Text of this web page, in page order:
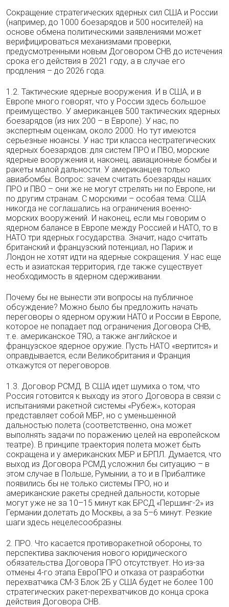
Сокращение стратегических ядерных сил США и России
(например, до 1000 боезарядов и 500 носителей) на
основе обмена политическими заявлениями может
верифицироваться механизмами проверки,
предусмотренными новым Договором СНВ до истечения
срока его действия в 2021 году, а в случае его
продления – до 2026 года.
1.2. Тактические ядерные вооружения. И в США, и в
Европе много говорят, что у России здесь большое
преимущество. У американцев 500 тактических ядерных
боезарядов (из них 200 – в Европе). У нас, по
экспертным оценкам, около 2000. Но тут имеются
серьезные нюансы. У нас три класса нестратегических
ядерных боезарядов: для систем ПРО и ПВО, морские
ядерные вооружения и, наконец, авиационные бомбы и
ракеты малой дальности. У американцев только
авиабомбы. Вопрос: зачем считать боезаряды наших
ПРО и ПВО – они же не могут стрелять ни по Европе, ни
по другим странам. С морскими – особая тема: США
никогда не соглашались на ограничения военно-
морских вооружений. И наконец, если мы говорим о
ядерном балансе в Европе между Россией и НАТО, то в
НАТО три ядерных государства. Значит, надо считать
британский и французский потенциал, но Париж и
Лондон не хотят идти на ядерные сокращения. У нас еще
есть и азиатская территория, где также существует
необходимость в ядерном сдерживании.
Почему бы не вынести эти вопросы на публичное
обсуждение? Можно было бы предложить начать
переговоры о ядерном оружии НАТО и России в Европе,
которое не попадает под ограничения Договора СНВ,
т.е. американское ТЯО, а также английское и
французское ядерное оружие. Пусть НАТО «вертится» и
оправдывается, если Великобритания и Франция
откажутся от переговоров.
1.3. Договор РСМД. В США идет шумиха о том, что
Россия готовится к выходу из этого Договора в связи с
испытаниями ракетной системы «Рубеж», которая
представляет собой МБР, но с уменьшенной
дальностью полета (соответственно, она может
выполнять задачи по поражению целей на европейском
театре). В принципе траектория полета может быть
сокращена и у американских МБР и БРПЛ. Думается, что
выход из Договора РСМД усложнил бы ситуацию – в
этом случае в Польше, Румынии, а то и в Прибалтике
появились бы не только системы ПРО, но и
американские ракеты средней дальности, которые
могут уже не за 10–15 минут как БРСД «Першинг-2» из
Германии долетать до Москвы, а за 5–6 минут. Резкие
шаги здесь нецелесообразны.
2. ПРО. Что касается противоракетной обороны, то
перспектива заключения нового юридического
обязательства Договора ПРО отсутствует. Но из-за
отмены 4-го этапа ЕвроПРО и отказа от разработки
перехватчика СМ-3 Блок 2Б у США будет не более 100
стратегических ракет-перехватчиков до конца срока
действия Договора СНВ.